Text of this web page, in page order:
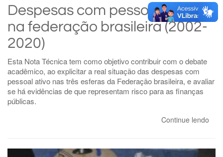
Despesas com pessoal ativo
na federação brasileira (2002-
2020)
Esta Nota Técnica tem como objetivo contribuir com o debate
acadêmico, ao explicitar a real situação das despesas com
pessoal ativo nas três esferas da Federação brasileira, e avaliar
se há evidências de que representam risco para as finanças
públicas.
Continue lendo